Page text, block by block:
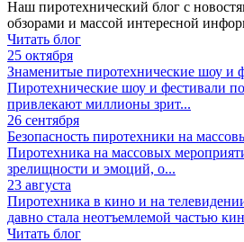
Наш пиротехнический блог с
обзорами и массой интересной
Читать блог
25 октября
Знаменитые пиротехнические шоу и
Пиротехнические шоу и фестивали
привлекают миллионы зрит...
26 сентября
Безопасность пиротехники на
Пиротехника на массовых
зрелищности и эмоций, о...
23 августа
Пиротехника в кино и на
давно стала неотъемлемой частью
Читать блог